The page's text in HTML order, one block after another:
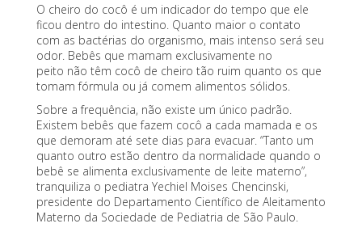
O cheiro do cocô é um indicador do tempo que ele
ficou dentro do intestino. Quanto maior o contato
com as bactérias do organismo, mais intenso será seu
odor. Bebês que mamam exclusivamente no
peito não têm cocô de cheiro tão ruim quanto os que
tomam fórmula ou já comem alimentos sólidos.
Sobre a frequência, não existe um único padrão.
Existem bebês que fazem cocô a cada mamada e os
que demoram até sete dias para evacuar. “Tanto um
quanto outro estão dentro da normalidade quando o
bebê se alimenta exclusivamente de leite materno”,
tranquiliza o pediatra Yechiel Moises Chencinski,
presidente do Departamento Científico de Aleitamento
Materno da Sociedade de Pediatria de São Paulo.